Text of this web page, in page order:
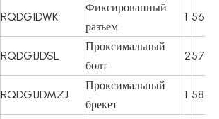
RQDG1DWK
Фиксированный
разъем
1 56
RQDG1JDSL
Проксимальный
болт
257
RQDG1JDMZJ
Проксимальный
брекет
1 58